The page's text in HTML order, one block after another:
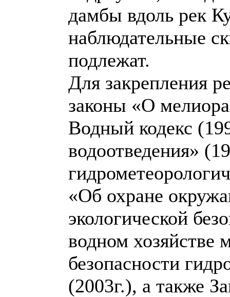
дамбы вдоль рек
наблюдательные
подлежат.
Для закрепления
законы «О
Водный кодекс
водоотведения»
«Об охране
экологической
водном хозяйстве
безопасности
(2003г.), а также